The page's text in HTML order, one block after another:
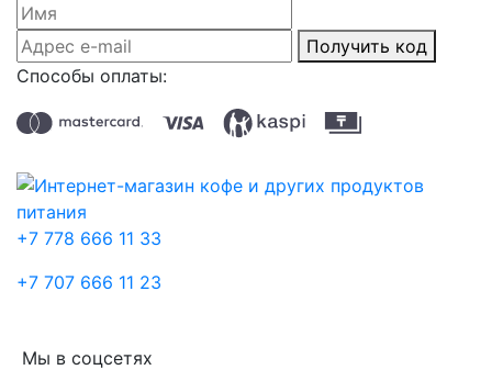
Получить код
Способы оплаты:
+7 778 666 11 33
+7 707 666 11 23
Мы в соцсетях